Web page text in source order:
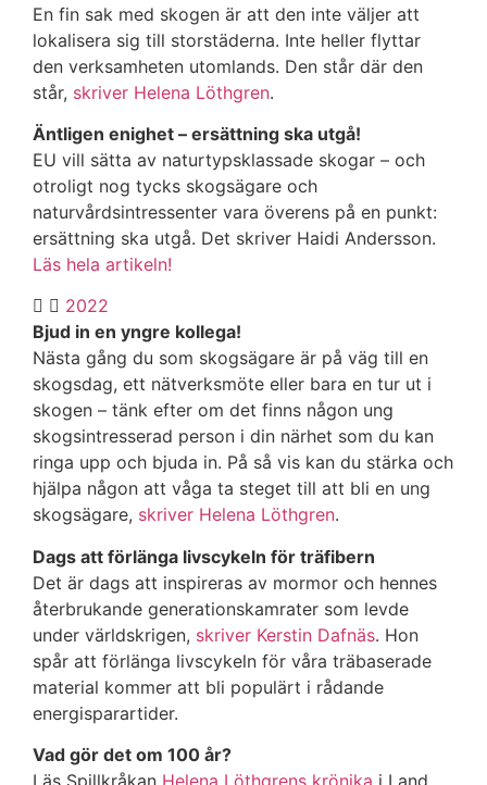
En fin sak med skogen är att den inte väljer att
lokalisera sig till storstäderna. Inte heller flyttar
den verksamheten utomlands. Den står där den
står, skriver Helena Löthgren.
Äntligen enighet – ersättning ska utgå!
EU vill sätta av naturtypsklassade skogar – och
otroligt nog tycks skogsägare och
naturvårdsintressenter vara överens på en punkt:
ersättning ska utgå. Det skriver Haidi Andersson.
Läs hela artikeln!
2022
Bjud in en yngre kollega!
Nästa gång du som skogsägare är på väg till en
skogsdag, ett nätverksmöte eller bara en tur ut i
skogen – tänk efter om det finns någon ung
skogsintresserad person i din närhet som du kan
ringa upp och bjuda in. På så vis kan du stärka och
hjälpa någon att våga ta steget till att bli en ung
skogsägare, skriver Helena Löthgren.
Dags att förlänga livscykeln för träfibern
Det är dags att inspireras av mormor och hennes
återbrukande generationskamrater som levde
under världskrigen, skriver Kerstin Dafnäs. Hon
spår att förlänga livscykeln för våra träbaserade
material kommer att bli populärt i rådande
energisparartider.
Vad gör det om 100 år?